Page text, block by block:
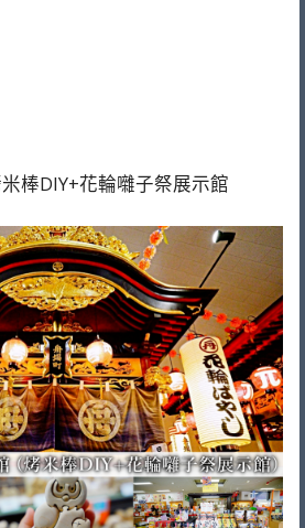
棒DIY+花輪囃子祭展示館